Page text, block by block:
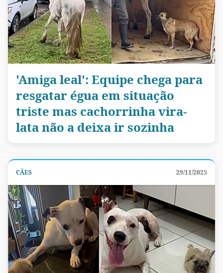
'Amiga leal': Equipe chega para
resgatar égua em situação
triste mas cachorrinha vira-
lata não a deixa ir sozinha
CÃES 29/11/2025